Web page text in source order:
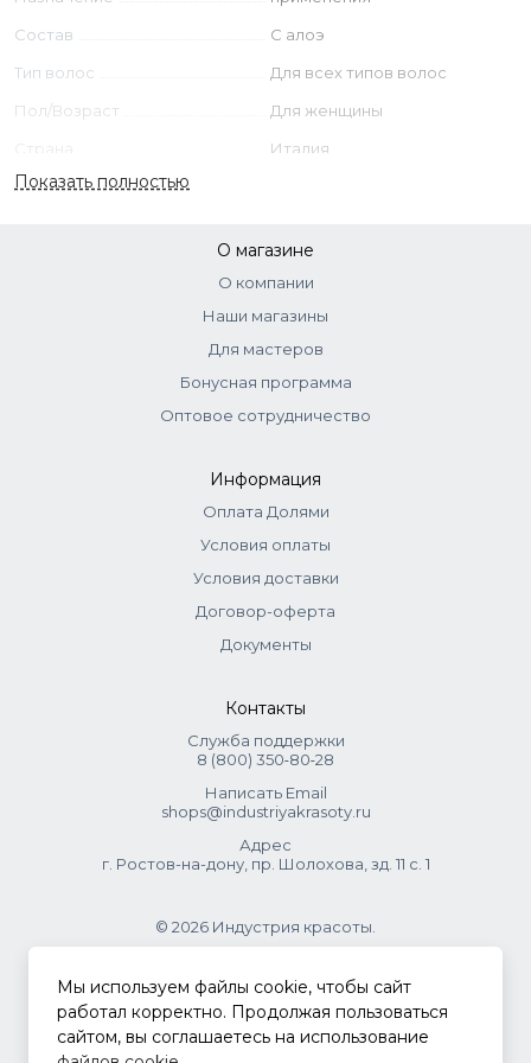
saccharomyces ferment lysate filtrate.
Состав
С алоэ
Тип волос
Для всех типов волос
Пол/Возраст
Для женщины
Италия
Показать полностью
О магазине
О компании
Наши магазины
Для мастеров
Бонусная программа
Оптовое сотрудничество
Информация
Оплата Долями
Условия оплаты
Условия доставки
Договор-оферта
Документы
Контакты
Служба поддержки
8 (800) 350‑80‑28
Написать Email
shops@industriyakrasoty.ru
Адрес
г. Ростов-на-дону, пр. Шолохова, зд. 11 с. 1
© 2026 Индустрия красоты.
.
Политика конфиденциальности
Мы используем файлы cookie, чтобы сайт
работал корректно. Продолжая пользоваться
сайтом, вы соглашаетесь на использование